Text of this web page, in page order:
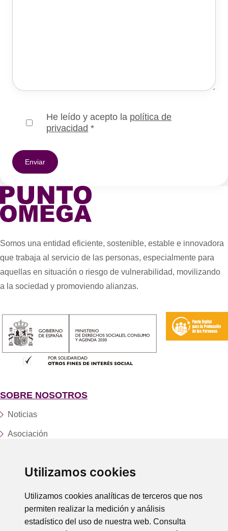
Utilizamos cookies
Utilizamos cookies analíticas de terceros que nos
permiten realizar la medición y análisis
estadístico del uso de nuestra web. Consulta
He leído y acepto la política de
privacidad *
Somos una entidad eficiente, sostenible, estable e innovadora
que trabaja al servicio de las personas, especialmente para
aquellas en situación o riesgo de vulnerabilidad, movilizando
a la sociedad y promoviendo alianzas.
SOBRE NOSOTROS
Noticias
Asociación
Servicios y centros
Trabaja con nosotros
Donaciones